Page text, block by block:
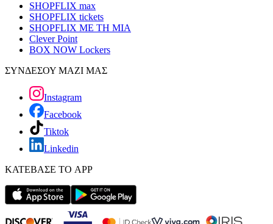
SHOPFLIX max
SHOPFLIX tickets
SHOPFLIX ΜΕ ΤΗ ΜΙΑ
Clever Point
BOX NOW Lockers
ΣΥΝΔΕΣΟΥ ΜΑΖΙ ΜΑΣ
Instagram
Facebook
Tiktok
Linkedin
ΚΑΤΕΒΑΣΕ ΤΟ APP